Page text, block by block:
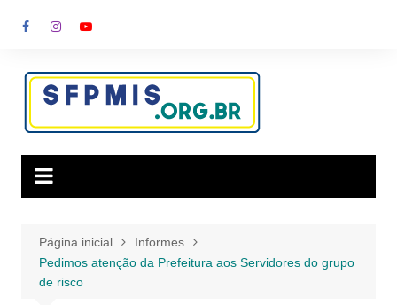
para
conteúdo
Página inicial
Informes
Pedimos atenção da Prefeitura aos Servidores do grupo
de risco